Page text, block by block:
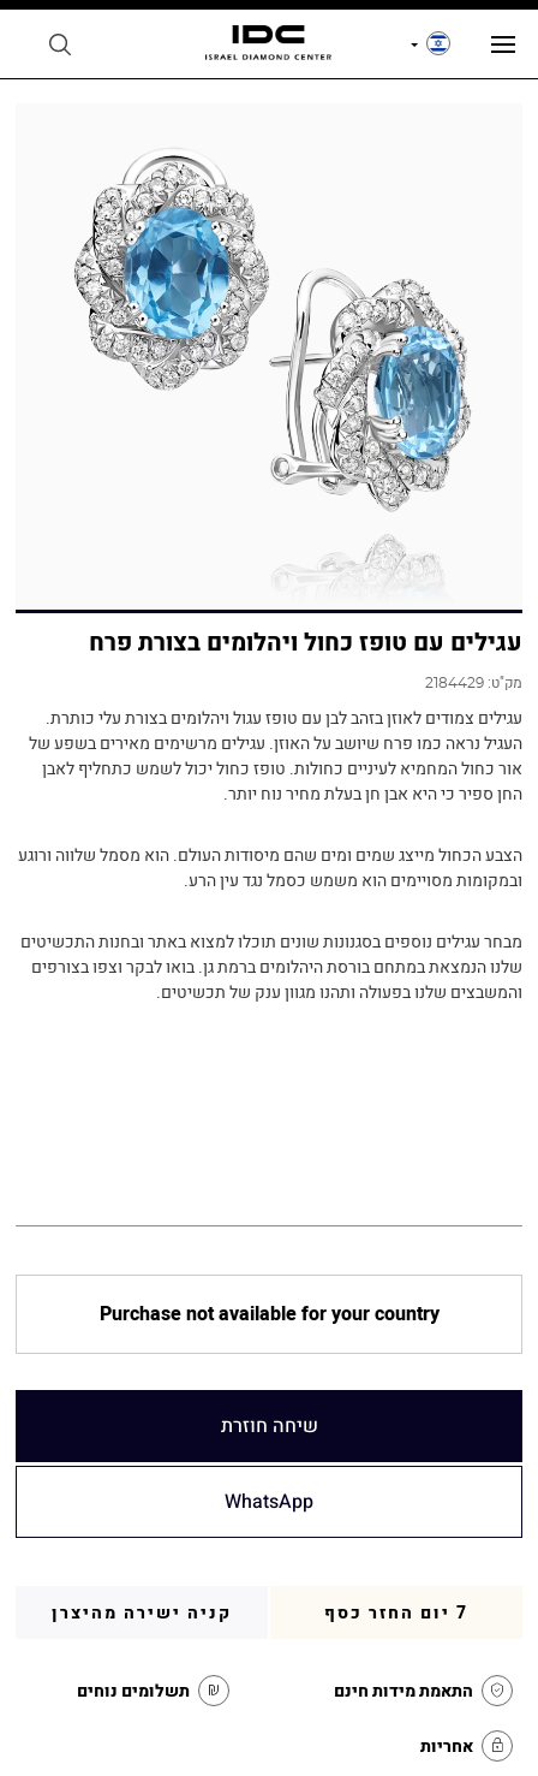
עגילים עם טופז כחול ויהלומים בצורת פרח
מק"ט:2184429
עגילים צמודים לאוזן בזהב לבן עם טופז עגול ויהלומים בצורת עלי כותרת.
העגיל נראה כמו פרח שיושב על האוזן. עגילים מרשימים מאירים בשפע של
אור כחול המחמיא לעיניים כחולות. טופז כחול יכול לשמש כתחליף לאבן
החן ספיר כי היא אבן חן בעלת מחיר נוח יותר.
הצבע הכחול מייצג שמים ומים שהם מיסודות העולם. הוא מסמל שלווה ורוגע
ובמקומות מסויימים הוא משמש כסמל נגד עין הרע.
מבחר עגילים נוספים בסגנונות שונים תוכלו למצוא באתר ובחנות התכשיטים
שלנו הנמצאת במתחם בורסת היהלומים ברמת גן. בואו לבקר וצפו בצורפים
והמשבצים שלנו בפעולה ותהנו מגוון ענק של תכשיטים.
Purchase not available for your country
שיחה חוזרת
WhatsApp
7 יום החזר כסף קניה ישירה מהיצרן
התאמת מידות חינם תשלומים נוחים
אחריות